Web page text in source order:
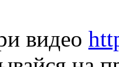
видео